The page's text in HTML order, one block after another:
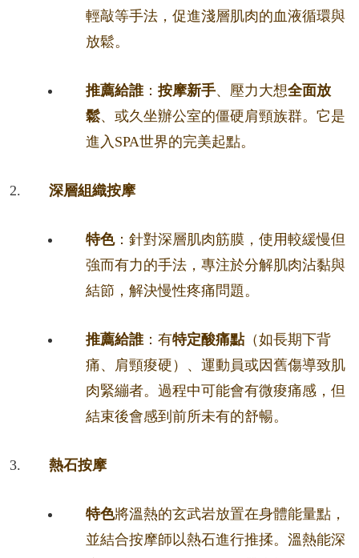
輕敲等手法，促進淺層肌肉的血液循環與
放鬆。
推薦給誰： 按摩新手、壓力大想全面放
鬆、或久坐辦公室的僵硬肩頸族群。它是
進入SPA世界的完美起點。
深層組織按摩
特色：針對深層肌肉筋膜，使用較緩慢但
強而有力的手法，專注於分解肌肉沾黏與
結節，解決慢性疼痛問題。
推薦給誰：有特定酸痛點（如長期下背
痛、肩頸痠硬）、運動員或因舊傷導致肌
肉緊繃者。過程中可能會有微痠痛感，但
結束後會感到前所未有的舒暢。
熱石按摩
特色將溫熱的玄武岩放置在身體能量點，
並結合按摩師以熱石進行推揉。溫熱能深